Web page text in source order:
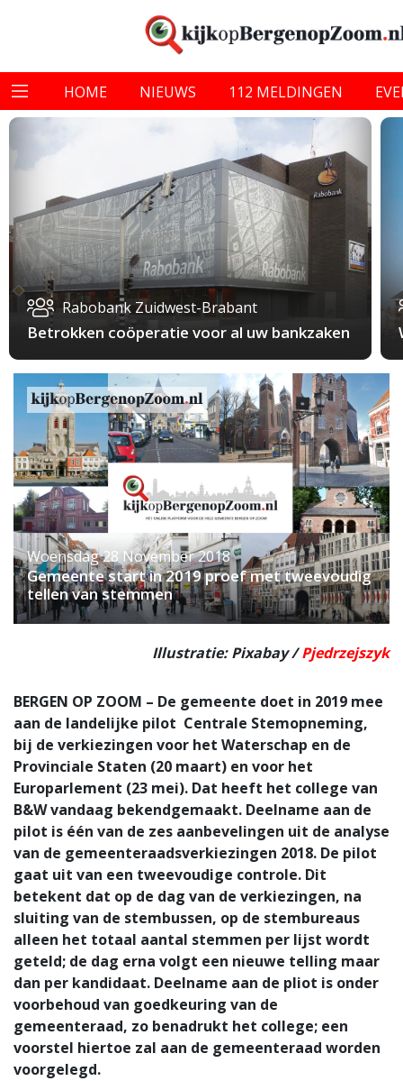
HOME NIEUWS 112 MELDINGEN
Rabobank Zuidwest-Brabant
Betrokken coöperatie voor al uw bankzaken
Woensdag 28 November 2018
Gemeente start in 2019 proef met tweevoudig
tellen van stemmen
Illustratie: Pixabay /Pjedrzejszyk
BERGEN OP ZOOM – De gemeente doet in 2019 mee
aan de landelijke pilot Centrale Stemopneming,
bij de verkiezingen voor het Waterschap en de
Provinciale Staten (20 maart) en voor het
Europarlement (23 mei). Dat heeft het college van
B&W vandaag bekendgemaakt. Deelname aan de
pilot is één van de zes aanbevelingen uit de analyse
van de gemeenteraadsverkiezingen 2018. De pilot
gaat uit van een tweevoudige controle. Dit
betekent dat op de dag van de verkiezingen, na
sluiting van de stembussen, op de stembureaus
alleen het totaal aantal stemmen per lijst wordt
geteld; de dag erna volgt een nieuwe telling maar
dan per kandidaat. Deelname aan de pliot is onder
voorbehoud van goedkeuring van de
gemeenteraad, zo benadrukt het college; een
voorstel hiertoe zal aan de gemeenteraad worden
voorgelegd.